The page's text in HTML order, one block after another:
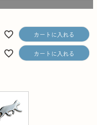
カートに入れる
カートに入れる